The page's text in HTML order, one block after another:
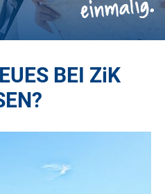
BEI ZiK